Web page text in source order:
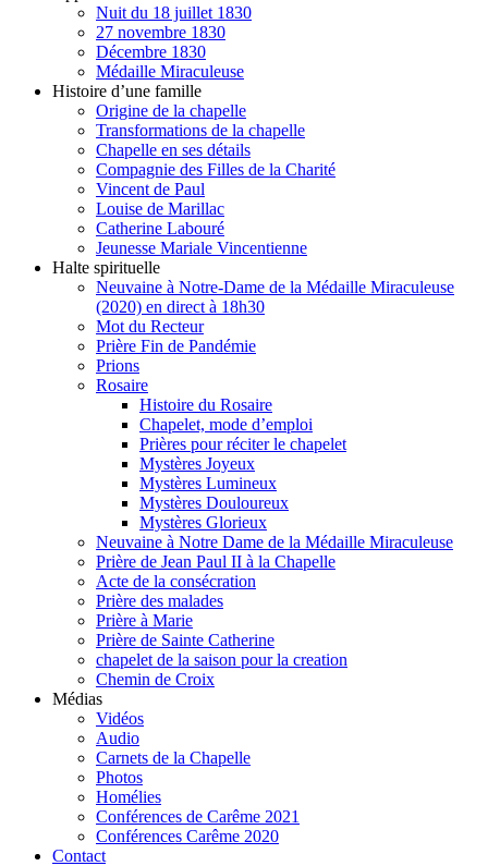
Nuit du 18 juillet 1830
27 novembre 1830
Décembre 1830
Médaille Miraculeuse
Histoire d’une famille
Origine de la chapelle
Transformations de la chapelle
Chapelle en ses détails
Compagnie des Filles de la Charité
Vincent de Paul
Louise de Marillac
Catherine Labouré
Jeunesse Mariale Vincentienne
Halte spirituelle
Neuvaine à Notre-Dame de la Médaille Miraculeuse
(2020) en direct à 18h30
Mot du Recteur
Prière Fin de Pandémie
Prions
Rosaire
Histoire du Rosaire
Chapelet, mode d’emploi
Prières pour réciter le chapelet
Mystères Joyeux
Mystères Lumineux
Mystères Douloureux
Mystères Glorieux
Neuvaine à Notre Dame de la Médaille Miraculeuse
Prière de Jean Paul II à la Chapelle
Acte de la consécration
Prière des malades
Prière à Marie
Prière de Sainte Catherine
chapelet de la saison pour la creation
Chemin de Croix
Médias
Vidéos
Audio
Carnets de la Chapelle
Photos
Homélies
Conférences de Carême 2021
Conférences Carême 2020
Contact